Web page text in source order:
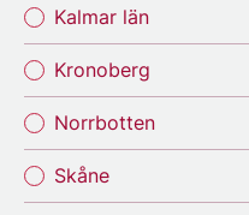
Kalmar län
Kronoberg
Norrbotten
Skåne